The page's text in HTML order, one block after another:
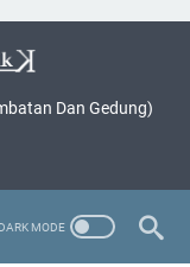
Dan Gedung)